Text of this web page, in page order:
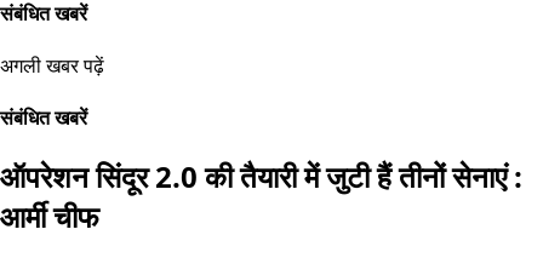
संबंधित खबरें
अगली खबर पढ़ें
संबंधित खबरें
ऑपरेशन सिंदूर 2.0 की तैयारी में जुटी हैं तीनों सेनाएं :
आर्मी चीफ